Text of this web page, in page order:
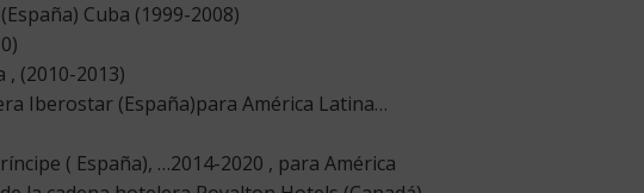
Cuba (1999-2008)
(2010-2013)
Iberostar (España)para América Latina…
( España), …2014-2020 , para América